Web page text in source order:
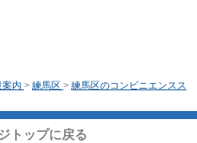
案内 > 練馬区 > 練馬区のコンビニエンスス
トップに戻る